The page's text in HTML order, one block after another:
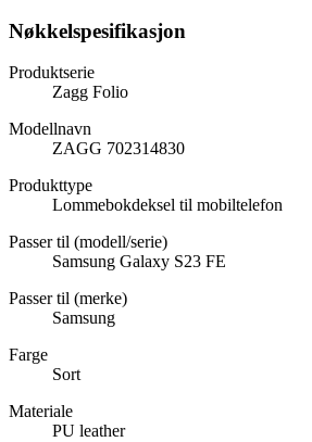
Nøkkelspesifikasjon
Produktserie
Zagg Folio
Modellnavn
ZAGG 702314830
Produkttype
Lommebokdeksel til mobiltelefon
Passer til (modell/serie)
Samsung Galaxy S23 FE
Passer til (merke)
Samsung
Farge
Sort
Materiale
PU leather